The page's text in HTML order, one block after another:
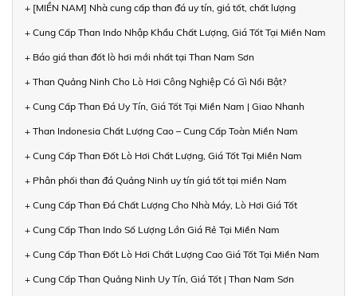
+ [MIỀN NAM] Nhà cung cấp than đá uy tín, giá tốt, chất lượng
+ Cung Cấp Than Indo Nhập Khẩu Chất Lượng, Giá Tốt Tại Miền Nam
+ Báo giá than đốt lò hơi mới nhất tại Than Nam Sơn
+ Than Quảng Ninh Cho Lò Hơi Công Nghiệp Có Gì Nổi Bật?
+ Cung Cấp Than Đá Uy Tín, Giá Tốt Tại Miền Nam | Giao Nhanh
+ Than Indonesia Chất Lượng Cao – Cung Cấp Toàn Miền Nam
+ Cung Cấp Than Đốt Lò Hơi Chất Lượng, Giá Tốt Tại Miền Nam
+ Phân phối than đá Quảng Ninh uy tín giá tốt tại miền Nam
+ Cung Cấp Than Đá Chất Lượng Cho Nhà Máy, Lò Hơi Giá Tốt
+ Cung Cấp Than Indo Số Lượng Lớn Giá Rẻ Tại Miền Nam
+ Cung Cấp Than Đốt Lò Hơi Chất Lượng Cao Giá Tốt Tại Miền Nam
+ Cung Cấp Than Quảng Ninh Uy Tín, Giá Tốt | Than Nam Sơn